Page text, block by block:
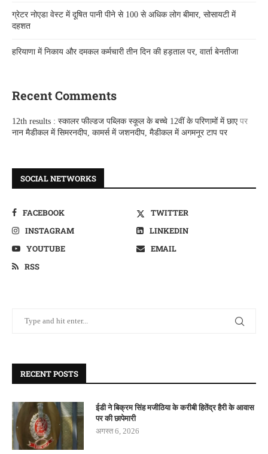
ग्रेटर नोएडा वेस्ट में दूषित पानी पीने से 100 से अधिक लोग बीमार, सोसायटी में
दहशत
हरियाणा में निकाय और दमकल कर्मचारी तीन दिन की हड़ताल पर, वार्ता बेनतीजा
Recent Comments
12th results : स्कालर फील्डज पब्लिक स्कूल के बच्चे 12वीं के परिणामों में छाएपर
नान मैडीकल में सिमरनदीप, कामर्स में जशनदीप, मैडीकल में अगमनूर टाप पर
SOCIAL NETWORKS
FACEBOOK
TWITTER
INSTAGRAM
LINKEDIN
YOUTUBE
EMAIL
RSS
RECENT POSTS
ईडी ने बिक्रम सिंह मजीठिया के करीबी हितेंद्र हैरी के आवास
पर की छापेमारी
अगस्त 6, 2026